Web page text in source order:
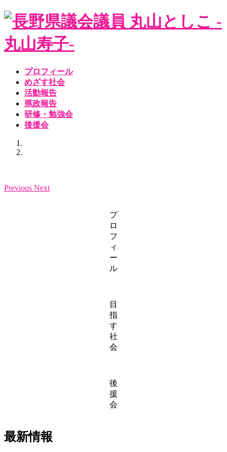
コ
テ
ン
ナ
ゲ
ー
プロフィール
めざす社会
活動報告
県政報告
研修・勉強会
後援会
Previous Next
プ
ロ
フ
ィ
ー
ル
目
指
す
社
会
後
援
会
最新情報